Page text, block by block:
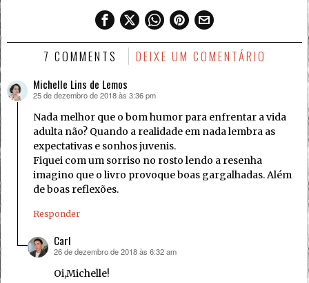
7 COMMENTS DEIXE UM COMENTÁRIO
Michelle Lins de Lemos
disse:
25 de dezembro de 2018 às 3:36 pm
Nada melhor que o bom humor para enfrentar a vida
adulta não? Quando a realidade em nada lembra as
expectativas e sonhos juvenis.
Fiquei com um sorriso no rosto lendo a resenha
imagino que o livro provoque boas gargalhadas. Além
de boas reflexões.
Responder
Carl
disse:
26 de dezembro de 2018 às 6:32 am
Oi,Michelle!